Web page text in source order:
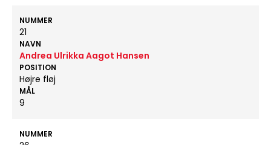
NUMMER
21
NAVN
Andrea Ulrikka Aagot Hansen
POSITION
Højre fløj
MÅL
9
NUMMER